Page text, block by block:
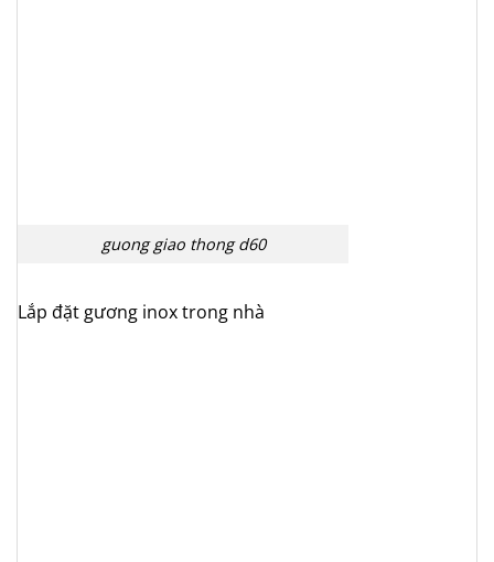
guong giao thong d60
Lắp đặt gương inox trong nhà